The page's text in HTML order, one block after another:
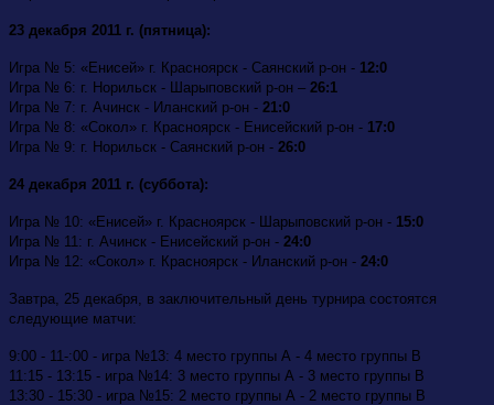
23 декабря 2011 г. (пятница):
Игра № 5: «Енисей» г. Красноярск - Саянский р-он - 12:0
Игра № 6: г. Норильск - Шарыповский р-он – 26:1
Игра № 7: г. Ачинск - Иланский р-он - 21:0
Игра № 8: «Сокол» г. Красноярск - Енисейский р-он - 17:0
Игра № 9: г. Норильск - Саянский р-он - 26:0
24 декабря 2011 г. (суббота):
Игра № 10: «Енисей» г. Красноярск - Шарыповский р-он - 15:0
Игра № 11: г. Ачинск - Енисейский р-он - 24:0
Игра № 12: «Сокол» г. Красноярск - Иланский р-он - 24:0
Завтра, 25 декабря, в заключительный день турнира состоятся
следующие матчи:
9:00 - 11-:00 - игра №13: 4 место группы А - 4 место группы В
11:15 - 13:15 - игра №14: 3 место группы А - 3 место группы В
13:30 - 15:30 - игра №15: 2 место группы А - 2 место группы В